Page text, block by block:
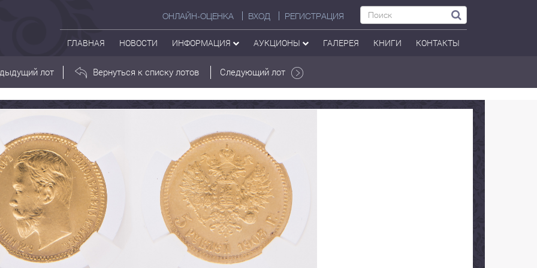
ОНЛАЙН-ОЦЕНКА ВХОД РЕГИСТРАЦИЯ
ГЛАВНАЯ НОВОСТИ ИНФОРМАЦИЯ АУКЦИОНЫ ГАЛЕРЕЯ КНИГИ КОНТАКТЫ
лот Вернуться к списку лотов Следующий лот